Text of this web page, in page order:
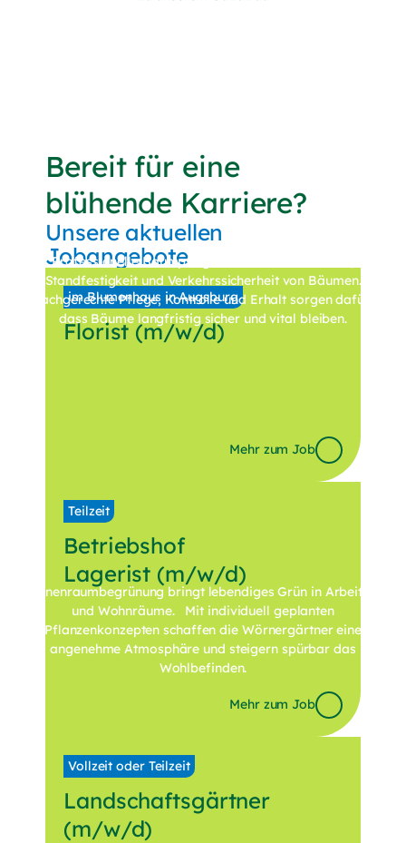
Erleben Sie
professionelle
Baumpflege
Professionelle Baumpflege erhält die Gesundheit,
Standfestigkeit und Verkehrssicherheit von Bäumen.
Fachgerechte Pflege, Kontrolle und Erhalt sorgen dafür,
dass Bäume langfristig sicher und vital bleiben.
Erleben Sie
Innenraumbegrünung
Innenraumbegrünung bringt lebendiges Grün in Arbeits-
und Wohnräume. Mit individuell geplanten
Pflanzenkonzepten schaffen die Wörnergärtner eine
angenehme Atmosphäre und steigern spürbar das
Wohlbefinden.
Zu unserer Innenraumbegrünung
Bereit für eine
blühende Karriere?
Unsere aktuellen
Jobangebote
im Blumenhaus in Augsburg
Florist(m/w/d)
Mehr zum Job
Teilzeit
Betriebshof
Lagerist (m/w/d)
Mehr zum Job
Vollzeit oder Teilzeit
Landschaftsgärtner
(m/w/d)